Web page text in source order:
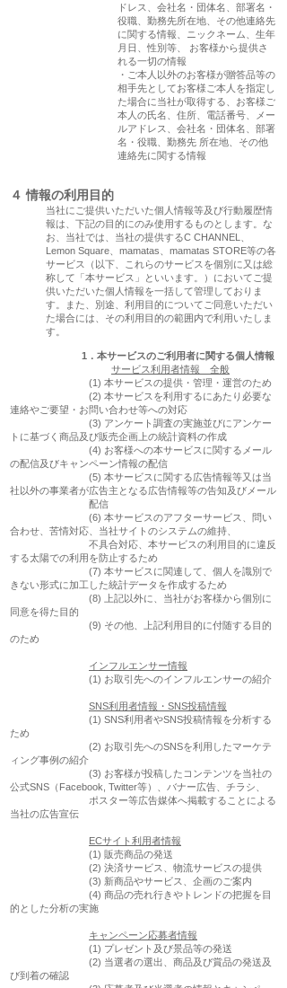
ドレス、会社名・団体名、部署名・
役職、勤務先所在地、その他連絡先
に関する情報、ニックネーム、生年
月日、性別等、 お客様から提供さ
れる一切の情報
・ご本人以外のお客様が贈答品等の
相手先としてお客様ご本人を指定し
た場合に当社が取得する、お客様ご
本人の氏名、住所、電話番号、メー
ルアドレス、会社名・団体名、部署
名・役職、勤務先 所在地、その他
連絡先に関する情報
４ 情報の利用目的
当社にご提供いただいた個人情報等及び行動履歴情
報は、下記の目的にのみ使用するものとします。な
お、当社では、当社の提供するC CHANNEL、
Lemon Square、mamatas、mamatas STORE等の各
サービス（以下、これらのサービスを個別に又は総
称して「本サービス」といいます。）においてご提
供いただいた個人情報を一括して管理しておりま
す。また、別途、利用目的についてご同意いただい
た場合には、その利用目的の範囲内で利用いたしま
す。
1．本サービスのご利用者に関する個人情報
サービス利用者情報 全般
(1) 本サービスの提供・管理・運営のため
(2) 本サービスを利用するにあたり必要な
連絡やご要望・お問い合わせ等への対応
(3) アンケート調査の実施並びにアンケー
トに基づく商品及び販売企画上の統計資料の作成
(4) お客様への本サービスに関するメール
の配信及びキャンペーン情報の配信
(5) 本サービスに関する広告情報等又は当
社以外の事業者が広告主となる広告情報等の告知及びメール
配信
(6) 本サービスのアフターサービス、問い
合わせ、苦情対応、当社サイトのシステムの維持、
不具合対応、本サービスの利用目的に違反
する太陽での利用を防止するため
(7) 本サービスに関連して、個人を識別で
きない形式に加工した統計データを作成するため
(8) 上記以外に、当社がお客様から個別に
同意を得た目的
(9) その他、上記利用目的に付随する目的
のため
インフルエンサー情報
(1) お取引先へのインフルエンサーの紹介
SNS利用者情報・SNS投稿情報
(1) SNS利用者やSNS投稿情報を分析する
ため
(2) お取引先へのSNSを利用したマーケテ
ィング事例の紹介
(3) お客様が投稿したコンテンツを当社の
公式SNS（Facebook, Twitter等）、バナー広告、チラシ、
ポスター等広告媒体へ掲載することによる
当社の広告宣伝
ECサイト利用者情報
(1) 販売商品の発送
(2) 決済サービス、物流サービスの提供
(3) 新商品やサービス、企画のご案内
(4) 商品の売れ行きやトレンドの把握を目
的とした分析の実施
キャンペーン応募者情報
(1) プレゼント及び景品等の発送
(2) 当選者の選出、商品及び賞品の発送及
び到着の確認